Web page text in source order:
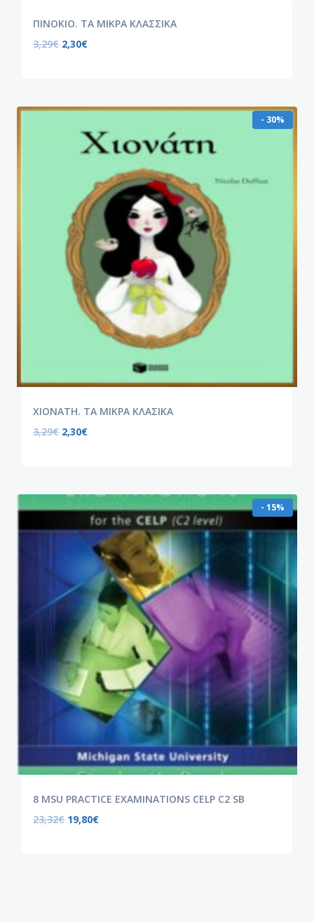
ΠΙΝΟΚΙΟ. ΤΑ ΜΙΚΡΑ ΚΛΑΣΣΙΚΑ
3,29€ 2,30€
- 30%
ΧΙΟΝΑΤΗ. ΤΑ ΜΙΚΡΑ ΚΛΑΣΙΚΑ
3,29€ 2,30€
- 15%
8 MSU PRACTICE EXAMINATIONS CELP C2 SB
23,32€ 19,80€